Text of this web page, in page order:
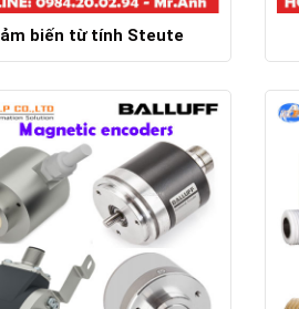
biến từ tính Steute